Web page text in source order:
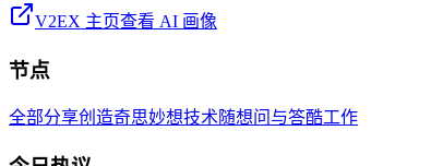
V2EX 主页查看 AI 画像
节点
全部分享创造奇思妙想技术随想问与答酷工作